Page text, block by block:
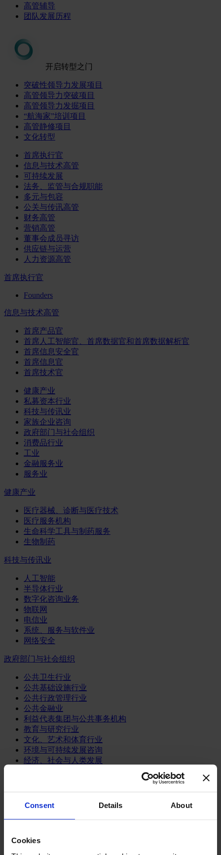
Consent Details About
Cookies
高管辅导
团队发展历程
开启转型之门
突破性领导力发展项目
高管领导力突破项目
高管领导力发掘项目
“航海家”培训项目
高管静修项目
文化转型
首席执行官
信息与技术高管
可持续发展
法务、监管与合规职能
多元与包容
公关与传讯高管
财务高管
营销高管
董事会成员寻访
供应链与运营
人力资源高管
首席执行官
Founders
信息与技术高管
首席产品官
首席人工智能官、首席数据官和首席数据解析官
首席信息安全官
首席信息官
首席技术官
健康产业
私募资本行业
科技与传讯业
家族企业咨询
政府部门与社会组织
消费品行业
工业
金融服务业
服务业
健康产业
医疗器械、诊断与医疗技术
医疗服务机构
生命科学工具与制药服务
生物制药
科技与传讯业
人工智能
半导体行业
数字化咨询业务
物联网
电信业
系统、服务与软件业
网络安全
政府部门与社会组织
公共卫生行业
公共基础设施行业
公共行政管理行业
公共金融业
利益代表集团与公共事务机构
教育与研究行业
文化、艺术和体育行业
环境与可持续发展咨询
经济、社会与人类发展
媒体和娱乐业
消费品
餐饮、旅游与酒店业